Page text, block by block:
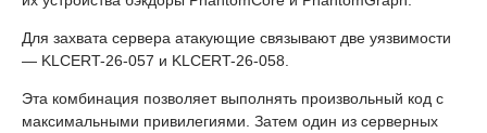
Для захвата сервера атакующие связывают две уязвимости
— KLCERT-26-057 и KLCERT-26-058.
Эта комбинация позволяет выполнять произвольный код с
максимальными привилегиями. Затем один из серверных